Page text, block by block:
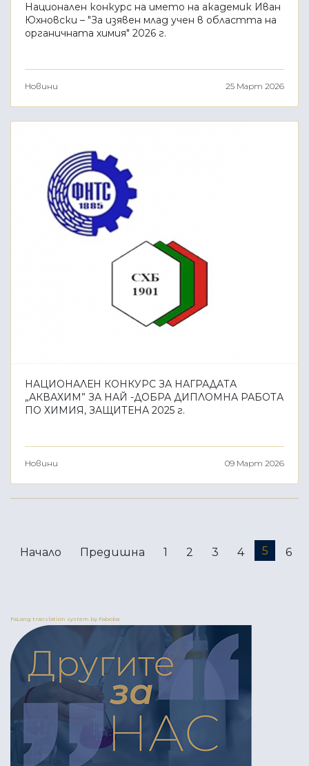
Национален конкурс на името на академик Иван
Юхновски – "За изявен млад учен в областта на
органичната химия" 2026 г.
Новини 25 Март 2026
НАЦИОНАЛЕН КОНКУРС ЗА НАГРАДАТА
„АКВАХИМ” ЗА НАЙ -ДОБРА ДИПЛОМНА РАБОТА
ПО ХИМИЯ, ЗАЩИТЕНА 2025 г.
Новини 09 Март 2026
Начало Предишна 1 2 3 4 5 6
FaLang translation system by Faboba